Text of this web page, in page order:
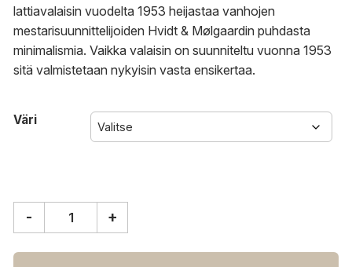
lattiavalaisin vuodelta 1953 heijastaa vanhojen
mestarisuunnittelijoiden Hvidt & Mølgaardin puhdasta
minimalismia. Vaikka valaisin on suunniteltu vuonna 1953
sitä valmistetaan nykyisin vasta ensikertaa.
Väri
&Tradition
HM8
- +